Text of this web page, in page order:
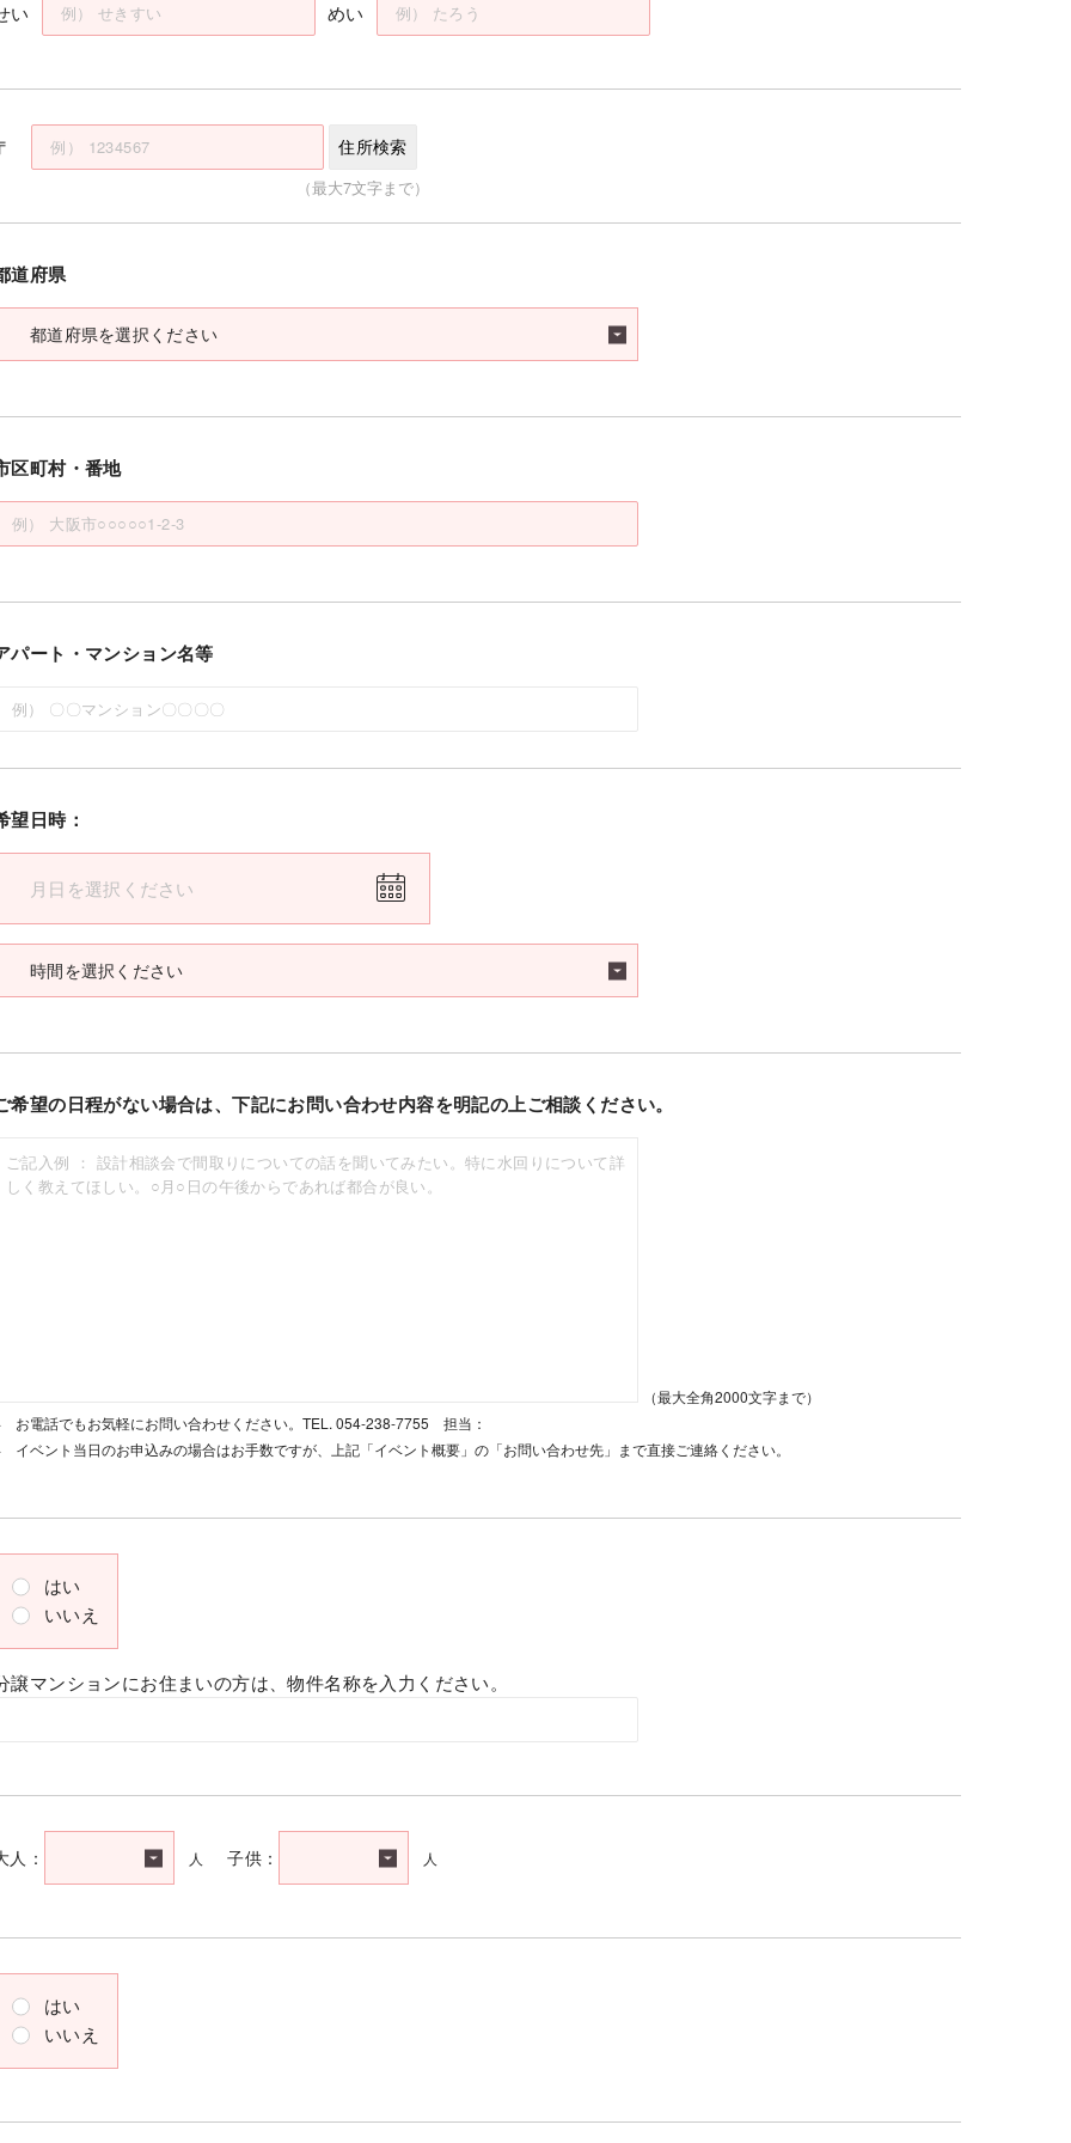
い めい
（最大7文字まで）
住所検索
道府県
区町村・番地
パート・マンション名等
望日時：
希望の日程がない場合は、下記にお問い合わせ内容を明記の上ご相談ください。
（最大全角2000文字まで）
お電話でもお気軽にお問い合わせください。TEL. 054-238-7755 担当：
イベント当日のお申込みの場合はお手数ですが、上記「イベント概要」の「お問い合わせ先」まで直接ご連絡ください。
はい
いいえ
譲マンションにお住まいの方は、物件名称を入力ください。
人： 人 子供： 人
はい
いいえ